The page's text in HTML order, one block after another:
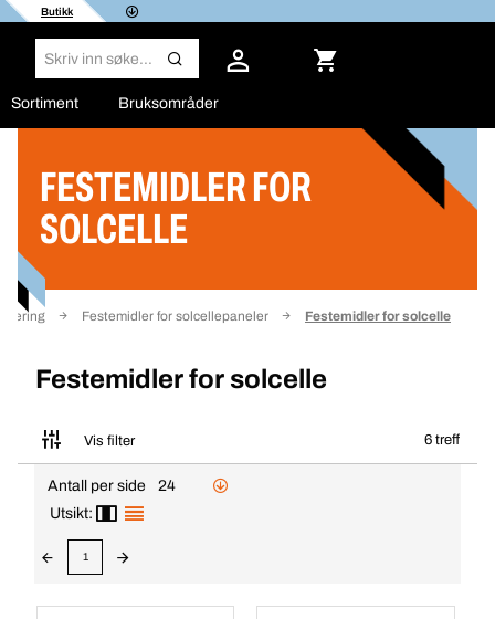
Butikk
Sortiment Bruksområder
FESTEMIDLER FOR
SOLCELLE
Festemidler for solcellepaneler Festemidler for solcelle
Festemidler for solcelle
Vis filter 6 treff
Filter
Antall per side
24
Utsikt:
1